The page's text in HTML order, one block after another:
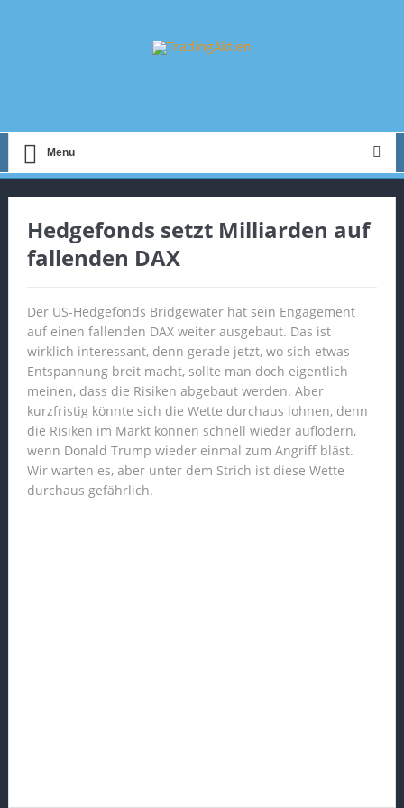
Menu
Hedgefonds setzt Milliarden auf
fallenden DAX
Der US-Hedgefonds Bridgewater hat sein Engagement
auf einen fallenden DAX weiter ausgebaut. Das ist
wirklich interessant, denn gerade jetzt, wo sich etwas
Entspannung breit macht, sollte man doch eigentlich
meinen, dass die Risiken abgebaut werden. Aber
kurzfristig könnte sich die Wette durchaus lohnen, denn
die Risiken im Markt können schnell wieder auflodern,
wenn Donald Trump wieder einmal zum Angriff bläst.
Wir warten es, aber unter dem Strich ist diese Wette
durchaus gefährlich.